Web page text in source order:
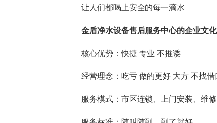
让人们都喝上安全的每一滴水
金盾净水设备售后服务中心的企业文化
核心优势：快捷 专业 不推诿
经营理念：吃亏 做的更好 大方 不找借
服务模式：市区连锁、上门安装、维修